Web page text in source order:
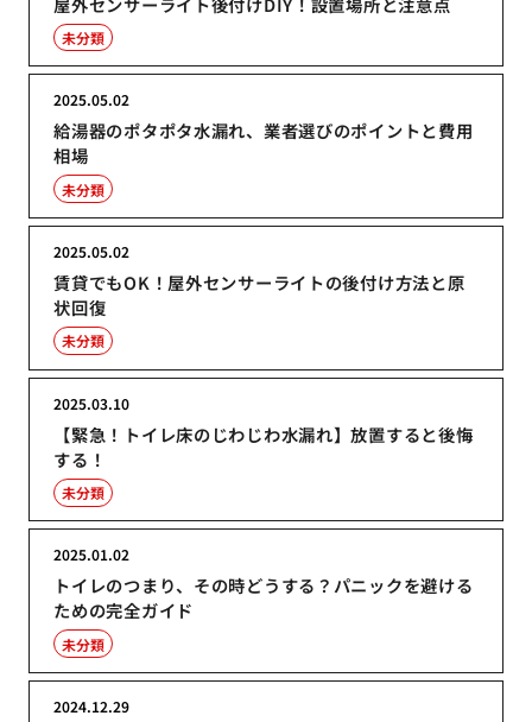
未分類
給湯器のポタポタ水漏れ、業者選びのポイントと費用
相場
2025.05.02
未分類
賃貸でもOK！屋外センサーライトの後付け方法と原
状回復
2025.05.02
未分類
【緊急！トイレ床のじわじわ水漏れ】放置すると後悔
する！
2025.03.10
未分類
トイレのつまり、その時どうする？パニックを避ける
ための完全ガイド
2025.01.02
未分類
2024.12.29